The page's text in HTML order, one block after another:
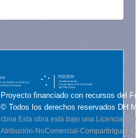
Proyecto financiado con recursos del
© Todos los derechos reservados DH
cbna Esta obra está bajo una Licencia
Atribución-NoComercial-CompartirIgual